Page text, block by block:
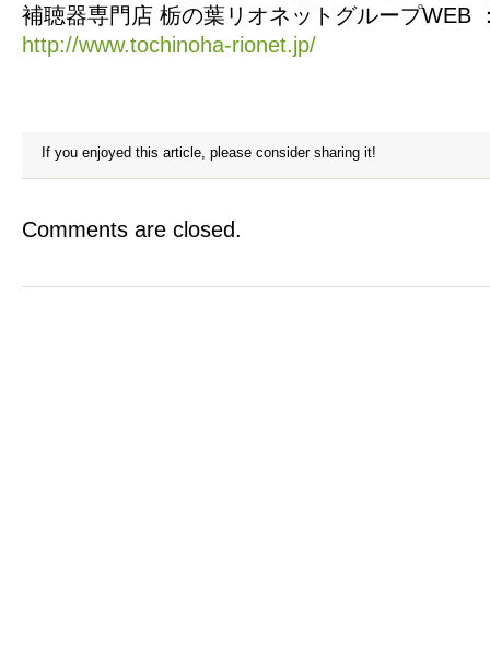
補聴器専門店 栃の葉リオネットグループWEB
http://www.tochinoha-rionet.jp/
If you enjoyed this article, please consider sharing it!
Comments are closed.